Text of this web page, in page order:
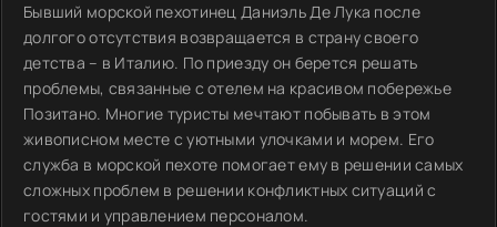
Бывший морской пехотинец Даниэль Де Лука после
долгого отсутствия возвращается в страну своего
детства – в Италию. По приезду он берется решать
проблемы, связанные с отелем на красивом побережье
Позитано. Многие туристы мечтают побывать в этом
живописном месте с уютными улочками и морем. Его
служба в морской пехоте помогает ему в решении самых
сложных проблем в решении конфликтных ситуаций с
гостями и управлением персоналом.